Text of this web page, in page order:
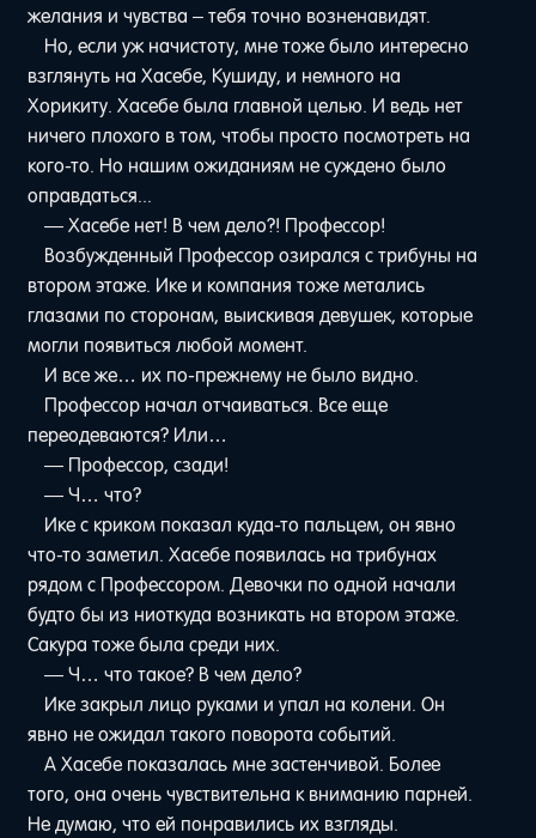
желания и чувства – тебя точно возненавидят.
Но, если уж начистоту, мне тоже было интересно
взглянуть на Хасебе, Кушиду, и немного на
Хорикиту. Хасебе была главной целью. И ведь нет
ничего плохого в том, чтобы просто посмотреть на
кого-то. Но нашим ожиданиям не суждено было
оправдаться...
— Хасебе нет! В чем дело?! Профессор!
Возбужденный Профессор озирался с трибуны на
втором этаже. Ике и компания тоже метались
глазами по сторонам, выискивая девушек, которые
могли появиться любой момент.
И все же… их по-прежнему не было видно.
Профессор начал отчаиваться. Все еще
переодеваются? Или…
— Профессор, сзади!
— Ч… что?
Ике с криком показал куда-то пальцем, он явно
что-то заметил. Хасебе появилась на трибунах
рядом с Профессором. Девочки по одной начали
будто бы из ниоткуда возникать на втором этаже.
Сакура тоже была среди них.
— Ч… что такое? В чем дело?
Ике закрыл лицо руками и упал на колени. Он
явно не ожидал такого поворота событий.
А Хасебе показалась мне застенчивой. Более
того, она очень чувствительна к вниманию парней.
Не думаю, что ей понравились их взгляды.